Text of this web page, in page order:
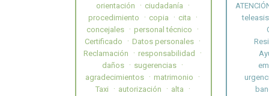
orientación
ciudadanía
procedimiento
copia
cita
concejales
personal técnico
Certificado
Datos personales
Reclamación
responsabilidad
daños
sugerencias
agradecimientos
matrimonio
Taxi
autorización
alta